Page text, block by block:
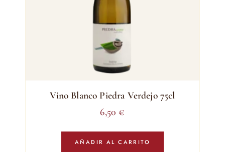
Vino Blanco Piedra Verdejo 75cl
6,50 €
AÑADIR AL CARRITO